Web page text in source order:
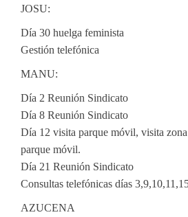
JOSU:
Día 30 huelga feminista
Gestión telefónica
MANU:
Día 2 Reunión Sindicato
Día 8 Reunión Sindicato
Día 12 visita parque móvil, visita
parque móvil.
Día 21 Reunión Sindicato
Consultas telefónicas días
AZUCENA